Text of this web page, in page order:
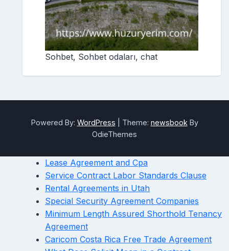
Sohbet, Sohbet odaları, chat
Powered By: WordPress Theme: newsbook By
OdieThemes
Lease Agreement and Cpa
Service Contract Labor Standards Clause
Rental Agreements in Utah
Special Security Agreement Companies
Minimum Length Assured Shorthold Tenancy
Agreement
Caricom Costa Rica Free Trade Agreement